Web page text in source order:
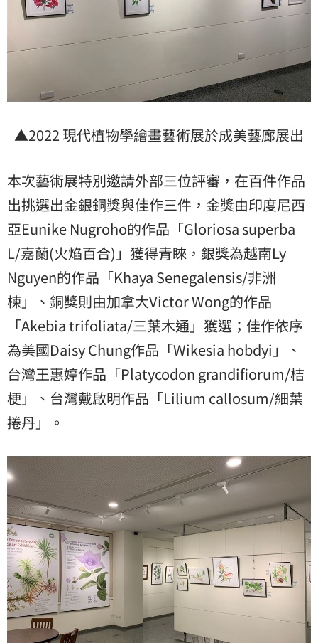
▲2022 現代植物學繪畫藝術展於成美藝廊展出
本次藝術展特別邀請外部三位評審，在百件作品
出挑選出金銀銅獎與佳作三件，金獎由印度尼西
亞Eunike Nugroho的作品「Gloriosa superba
L/嘉蘭(火焰百合)」獲得青睞，銀獎為越南Ly
Nguyen的作品「Khaya Senegalensis/非洲
楝」、銅獎則由加拿大Victor Wong的作品
「Akebia trifoliata/三葉木通」獲選；佳作依序
為美國Daisy Chung作品「Wikesia hobdyi」、
台灣王惠婷作品「Platycodon grandifiorum/桔
梗」、台灣戴啟明作品「Lilium callosum/細葉
捲丹」。